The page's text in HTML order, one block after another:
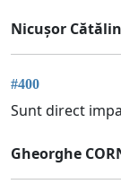
Nicușor
#400
Sunt direct
Gheorghe